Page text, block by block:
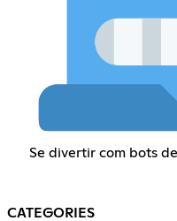
Se divertir com bots
CATEGORIES